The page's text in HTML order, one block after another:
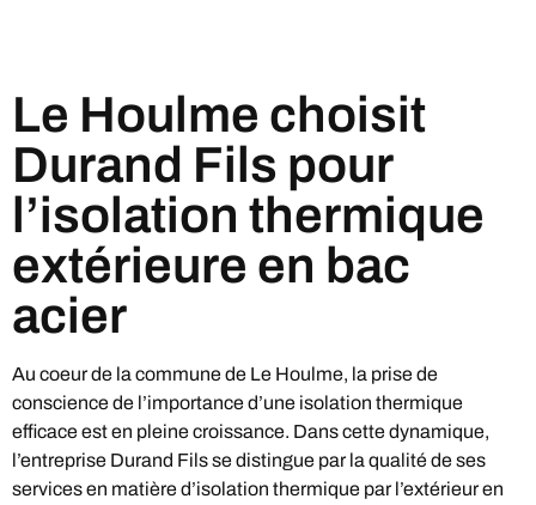
Le Houlme choisit
Durand Fils pour
l’isolation thermique
extérieure en bac
acier
Au coeur de la commune de Le Houlme, la prise de
conscience de l’importance d’une isolation thermique
efficace est en pleine croissance. Dans cette dynamique,
l’entreprise Durand Fils se distingue par la qualité de ses
services en matière d’isolation thermique par l’extérieur en